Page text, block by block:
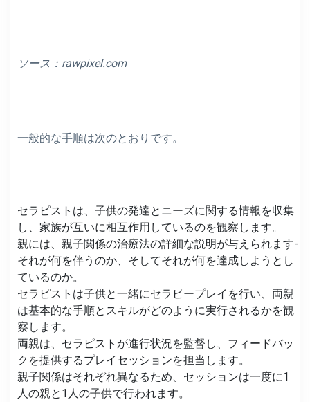
ソース：rawpixel.com
一般的な手順は次のとおりです。
セラピストは、子供の発達とニーズに関する情報を収集
し、家族が互いに相互作用しているのを観察します。
親には、親子関係の治療法の詳細な説明が与えられます-
それが何を伴うのか、そしてそれが何を達成しようとし
ているのか。
セラピストは子供と一緒にセラピープレイを行い、両親
は基本的な手順とスキルがどのように実行されるかを観
察します。
両親は、セラピストが進行状況を監督し、フィードバッ
クを提供するプレイセッションを担当します。
親子関係はそれぞれ異なるため、セッションは一度に1
人の親と1人の子供で行われます。